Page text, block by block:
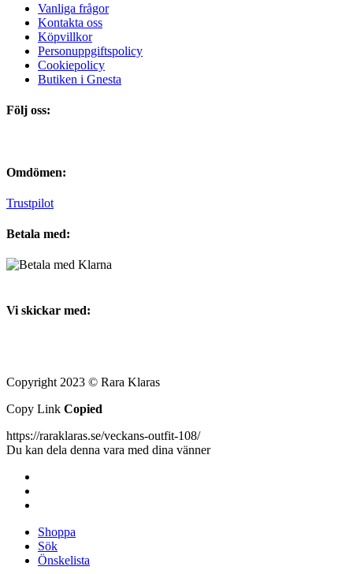
Vanliga frågor
Kontakta oss
Köpvillkor
Personuppgiftspolicy
Cookiepolicy
Butiken i Gnesta
Följ oss:
Omdömen:
Trustpilot
Betala med:
Vi skickar med:
Copyright 2023 © Rara Klaras
Copy Link Copied
https://raraklaras.se/veckans-outfit-108/
Du kan dela denna vara med dina vänner
Shoppa
Sök
Önskelista